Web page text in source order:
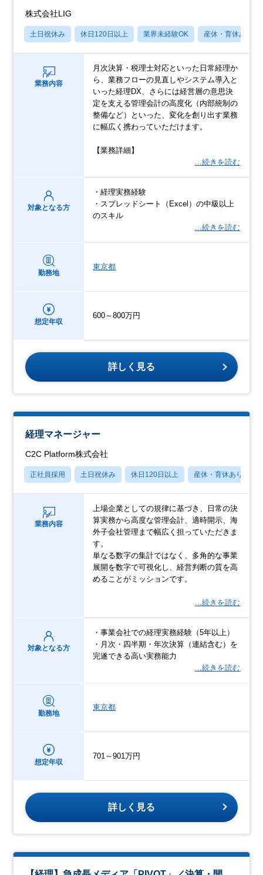
株式会社LIG
土日祝休み 休日120日以上 業界未経験OK 産休・育休あり
業務内容
月次決算・税理士対応といった日常経理か
ら、業務フローの見直しやシステム導入と
いった経理DX、さらには経営層の意思決
定を支える管理会計の高度化（内部統制の
整備など）といった、変化を創り出す業務
に幅広く携わっていただけます。
【業務詳細】
…続きを読む
対象となる方
・経理実務経験
・スプレッドシート（Excel）の中級以上
のスキル
…続きを読む
勤務地
東京都
想定年収
600～800万円
詳しく見る
経理マネージャー
C2C Platform株式会社
正社員採用 土日祝休み 休日120日以上 産休・育休あり
業務内容
上場企業としての規律に基づき、日常の決
算実務から高度な管理会計、適時開示、海
外子会社管理まで幅広く担っていただきま
す。
単なる数字の集計ではなく、多角的な事業
展開を数字で可視化し、経営判断の質を高
めることがミッションです。
…続きを読む
対象となる方
・事業会社での経理実務経験（5年以上）
・月次・四半期・年次決算（連結含む）を
完遂できる高い実務能力
…続きを読む
勤務地
東京都
想定年収
701～901万円
詳しく見る